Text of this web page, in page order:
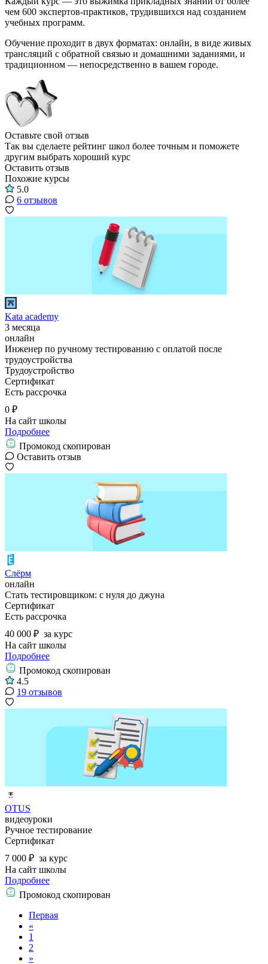
чем 600 экспертов-практиков, трудившихся над созданием
учебных программ.
Обучение проходит в двух форматах: онлайн, в виде живых
трансляций с обратной связью и домашними заданиями, и
традиционном — непосредственно в вашем городе.
Оставьте свой отзыв
Так вы сделаете рейтинг школ более точным и поможете
другим выбрать хороший курс
Оставить отзыв
Похожие курсы
5.0
6 отзывов
Kata academy
3 месяца
онлайн
Инженер по ручному тестированию c оплатой после
трудоустройства
Трудоустройство
Сертификат
Есть рассрочка
0 ₽
На сайт школы
Подробнее
Промокод скопирован
Оставить отзыв
Слёрм
онлайн
Стать тестировщиком: с нуля до джуна
Сертификат
Есть рассрочка
40 000 ₽ за курс
На сайт школы
Подробнее
Промокод скопирован
4.5
19 отзывов
OTUS
видеоуроки
Ручное тестирование
Сертификат
7 000 ₽ за курс
На сайт школы
Подробнее
Промокод скопирован
Первая
«
1
2
»